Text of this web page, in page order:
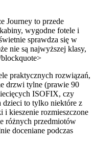
Journey to przede
wygodne fotele i
sprawdza się w
nie są najwyższej klasy,
blockquote>
praktycznych rozwiązań,
drzwi tylne (prawie 90
ISOFIX, czy
dzieci to tylko niektóre z
kieszenie rozmieszczone
różnych przedmiotów
doceniane podczas